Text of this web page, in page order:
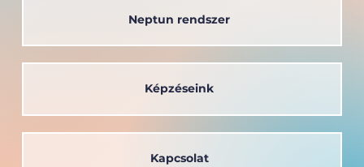
Neptun rendszer
Kapcsolat
Képzéseink